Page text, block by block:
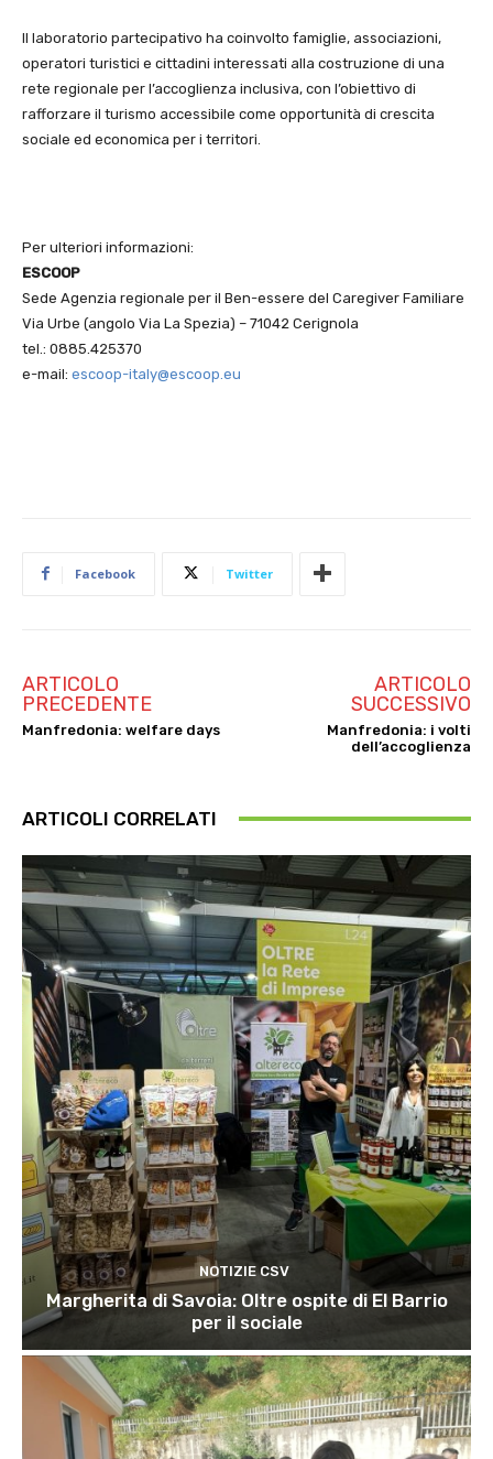
Il laboratorio partecipativo ha coinvolto famiglie, associazioni,
operatori turistici e cittadini interessati alla costruzione di una
rete regionale per l’accoglienza inclusiva, con l’obiettivo di
rafforzare il turismo accessibile come opportunità di crescita
sociale ed economica per i territori.
Per ulteriori informazioni:
ESCOOP
Sede Agenzia regionale per il Ben-essere del Caregiver Familiare
Via Urbe (angolo Via La Spezia) – 71042 Cerignola
tel.: 0885.425370
e-mail: escoop-italy@escoop.eu
Facebook Twitter
ARTICOLO
PRECEDENTE
Manfredonia: welfare days
ARTICOLO
SUCCESSIVO
Manfredonia: i volti
dell’accoglienza
ARTICOLI CORRELATI
NOTIZIE CSV
Margherita di Savoia: Oltre ospite di El Barrio
per il sociale